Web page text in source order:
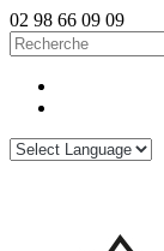
02 98 66 09 09